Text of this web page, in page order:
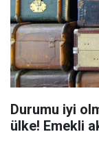
Durumu iyi
ülke! Emekli